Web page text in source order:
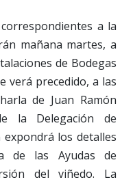
a la
mañana martes, a
de Bodegas
verá precedido, a las
de Juan Ramón
la Delegación de
los detalles
de las Ayudas de
del viñedo. La